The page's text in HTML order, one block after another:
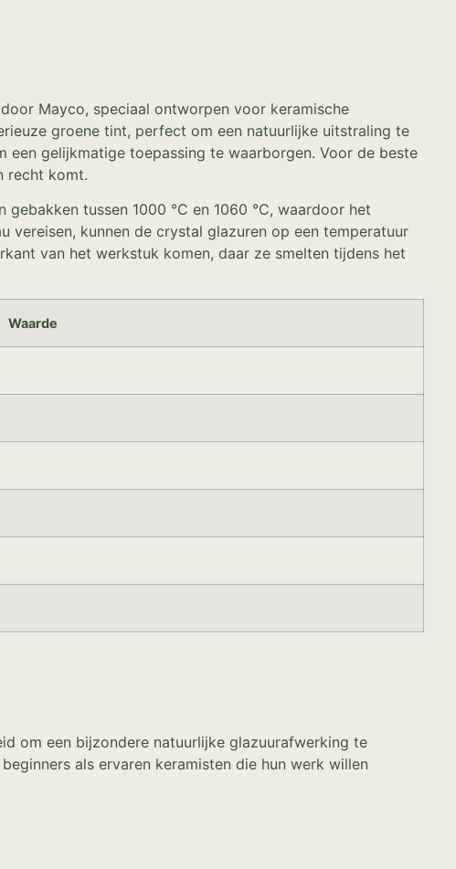
Mayco, speciaal ontworpen voor keramische
groene tint, perfect om een natuurlijke uitstraling te
gelijkmatige toepassing te waarborgen. Voor de beste
recht komt.
tussen 1000 °C en 1060 °C, waardoor het
vereisen, kunnen de crystal glazuren op een temperatuur
van het werkstuk komen, daar ze smelten tijdens het
Waarde
om een bijzondere natuurlijke glazuurafwerking te
als ervaren keramisten die hun werk willen